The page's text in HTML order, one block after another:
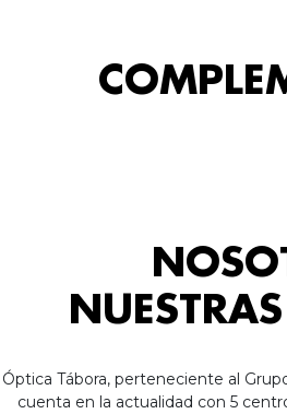
Óptica Tábora, perteneciente al
cuenta en la actualidad con 5